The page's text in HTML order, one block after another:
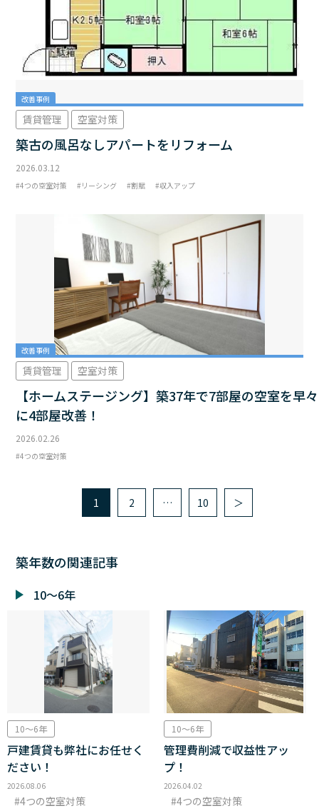
改善事例
賃貸管理 空室対策
築古の風呂なしアパートをリフォーム
2026.03.12
4つの空室対策 リーシング 割賦 収入アップ
改善事例
賃貸管理 空室対策
【ホームステージング】築37年で7部屋の空室を早々
に4部屋改善！
2026.02.26
4つの空室対策
1 2 … 10 ＞
築年数の関連記事
10～6年
10～6年
戸建賃貸も弊社にお任せく
ださい！
2026.08.06
4つの空室対策
10～6年
管理費削減で収益性アッ
プ！
2026.04.02
4つの空室対策